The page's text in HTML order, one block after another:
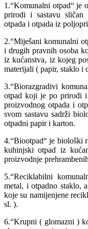
1.“Komunalni otpad“ je
prirodi i sastavu sličan
otpada i otpada iz
2.“Miješani komunalni
i drugih pravnih osoba
iz kućanstva, iz kojeg
materijali ( papir, staklo i
3.“Biorazgradivi
otpad koji je po prirodi i
proizvodnog otpada i
svom sastavu sadrži
otpadni papir i karton.
4.“Biootpad“ je biološki
kuhinjski otpad iz
proizvodnje
5.“Reciklabilni
metal, i otpadno staklo,
koje su namijenjene
sl. ).
6.“Krupni ( glomazni )